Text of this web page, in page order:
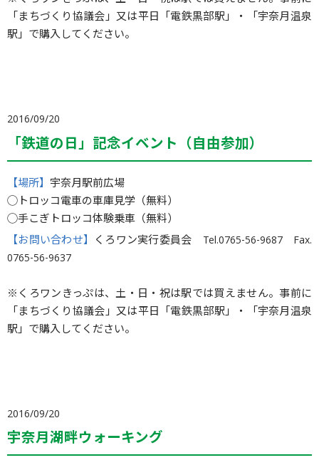
「まちづくり協議会」又は平日「電鉄黒部駅」・「宇奈月温泉
駅」で購入してください。
2016/09/20
「鉄道の日」記念イベント（自由参加）
【場所】 宇奈月駅前広場
◯トロッコ電車の車庫見学（無料）
◯手こぎトロッコ体験乗車（無料）
【お問い合わせ】 くろワン実行委員会 Tel.0765-56-9687 Fax.
0765-56-9637
※くろワンきっぷは、土・日・祝は駅では買えません。事前に
「まちづくり協議会」又は平日「電鉄黒部駅」・「宇奈月温泉
駅」で購入してください。
2016/09/20
宇奈月湖畔ウォーキング